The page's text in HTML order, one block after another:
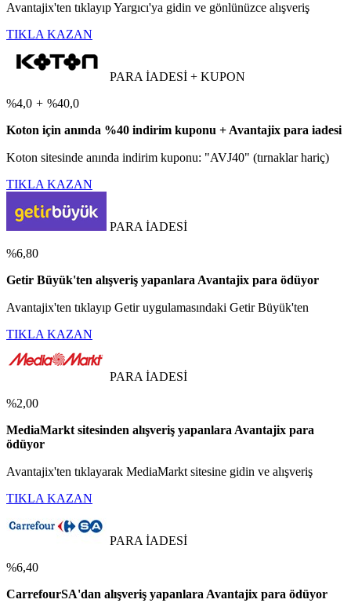
Avantajix'ten tıklayıp Yargıcı'ya gidin ve gönlünüzce alışveriş
TIKLA KAZAN
PARA İADESİ + KUPON
%4,0 + %40,0
Koton için anında %40 indirim kuponu + Avantajix para iadesi
Koton sitesinde anında indirim kuponu: "AVJ40" (tırnaklar hariç)
TIKLA KAZAN
PARA İADESİ
%6,80
Getir Büyük'ten alışveriş yapanlara Avantajix para ödüyor
Avantajix'ten tıklayıp Getir uygulamasındaki Getir Büyük'ten
TIKLA KAZAN
PARA İADESİ
%2,00
MediaMarkt sitesinden alışveriş yapanlara Avantajix para
ödüyor
Avantajix'ten tıklayarak MediaMarkt sitesine gidin ve alışveriş
TIKLA KAZAN
PARA İADESİ
%6,40
CarrefourSA'dan alışveriş yapanlara Avantajix para ödüyor